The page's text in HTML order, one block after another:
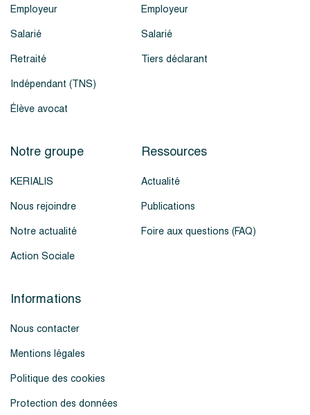
Employeur
Salarié
Retraité
Indépendant (TNS)
Élève avocat
Employeur
Salarié
Tiers déclarant
Notre groupe
KERIALIS
Nous rejoindre
Notre actualité
Action Sociale
Ressources
Actualité
Publications
Foire aux questions (FAQ)
Informations
Nous contacter
Mentions légales
Politique des cookies
Protection des données